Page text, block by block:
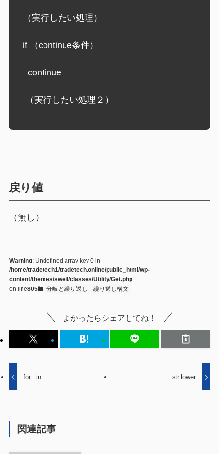
  （実行したい処理）
  if （continue条件）
    continue
   （実行したい処理２）
戻り値
（無し）
Warning: Undefined array key 0 in
/home/tradetech1/tradetech.online/public_html/wp-
content/themes/swell/classes/Utility/Get.php
on line805 分岐と繰り返し 繰り返し構文
よかったらシェアしてね！
for...in str.lower
関連記事